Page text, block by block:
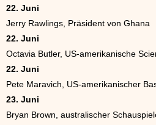
22. Juni
Jerry Rawlings, Präsident von Ghana
22. Juni
Octavia Butler, US-amerikanische
22. Juni
Pete Maravich, US-amerikanischer
23. Juni
Bryan Brown, australischer